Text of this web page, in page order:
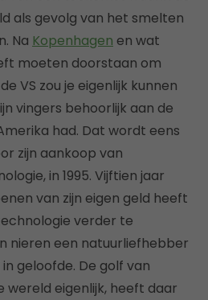
als gevolg van het smelten
Na Kopenhagen en wat
moeten doorstaan om
VS zou je eigenlijk kunnen
vingers behoorlijk aan de
had. Dat wordt eens
zijn aankoop van
in 1995. Vijftien jaar
van zijn eigen geld heeft
verder te
nieren een natuurliefhebber
geloofde. De golf van
wereld eigenlijk, heeft daar